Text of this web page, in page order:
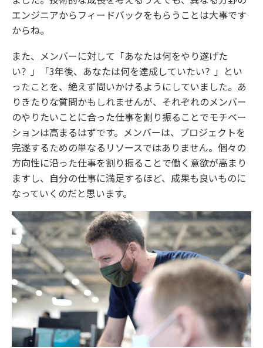
エンジニアからフィードバックをもらうことは大事です
からね。
また、メンバーに対して「あなたは何をやり遂げた
い？」「3年後、あなたは何を達成していたい？」とい
ったことを、絶えず問いかけるようにしていました。あ
りきたりな質問かもしれませんが、それぞれのメンバー
のやりたいことに合った仕事を割り振ることでモチベー
ションは高まるはずです。メンバーは、プロジェクトを
完遂するための単なるリソースではありません。個々の
方向性に沿った仕事を割り振ることで働く意欲が高まり
ますし、自分の仕事に満足するほど、成果も良いものに
なっていくのだと思います。